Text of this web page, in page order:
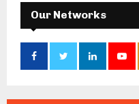
Our Networks